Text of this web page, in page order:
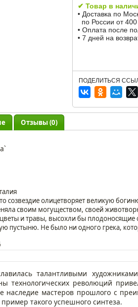
✔ Товар в
• Доставка по
по России от 400
• Оплата после
• 7 дней на
ПОДЕЛИТЬСЯ
Отзывы (0)
созвездие олицетворяет великую
своим могуществом, своей
и травы, высохли бы плодоносящие
пустыню. Не было ни одного грека,
талантливыми
технологических революций
наследие мастеров прошлого с
такого успешного синтеза.